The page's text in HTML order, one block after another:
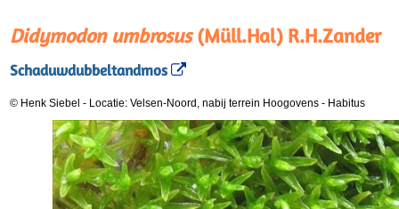
Didymodon umbrosus(Müll.Hal) R.H.Zander
Schaduwdubbeltandmos
© Henk Siebel - Locatie: Velsen-Noord, nabij terrein Hoogovens - Habitus